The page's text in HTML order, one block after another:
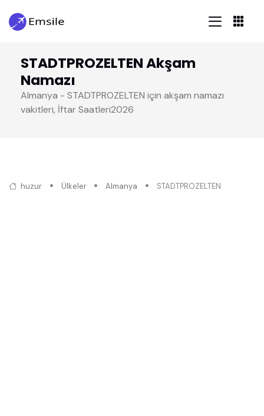
STADTPROZELTEN Akşam
Namazı
Almanya - STADTPROZELTEN için akşam namazı
vakitleri, İftar Saatleri2026
huzur Ülkeler Almanya STADTPROZELTEN